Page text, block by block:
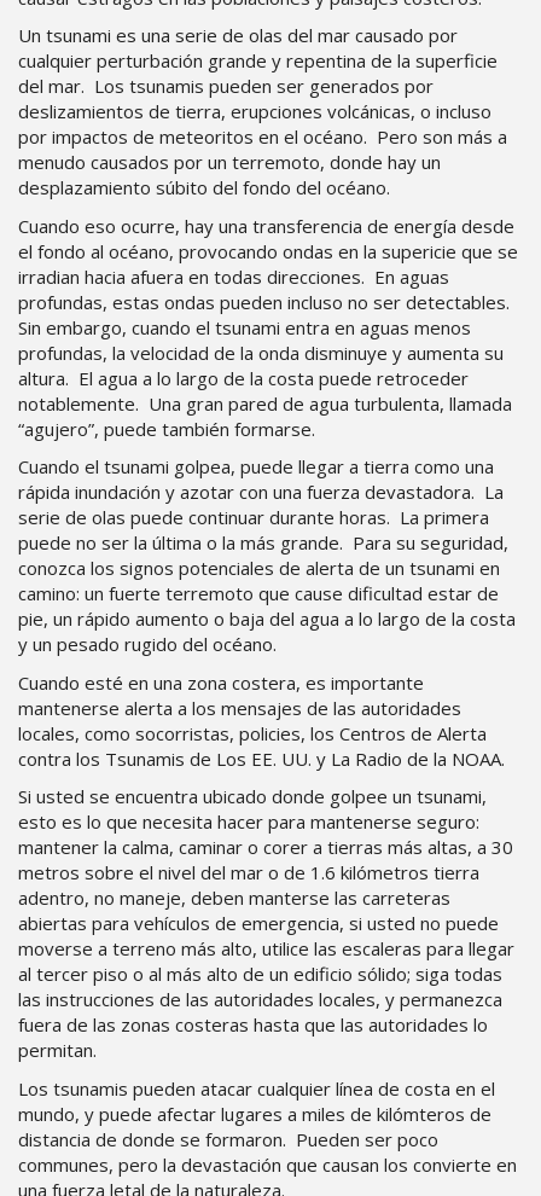
Un tsunami es una serie de olas del mar causado por
cualquier perturbación grande y repentina de la superficie
del mar. Los tsunamis pueden ser generados por
deslizamientos de tierra, erupciones volcánicas, o incluso
por impactos de meteoritos en el océano. Pero son más a
menudo causados por un terremoto, donde hay un
desplazamiento súbito del fondo del océano.
Cuando eso ocurre, hay una transferencia de energía desde
el fondo al océano, provocando ondas en la supericie que se
irradian hacia afuera en todas direcciones. En aguas
profundas, estas ondas pueden incluso no ser detectables.
Sin embargo, cuando el tsunami entra en aguas menos
profundas, la velocidad de la onda disminuye y aumenta su
altura. El agua a lo largo de la costa puede retroceder
notablemente. Una gran pared de agua turbulenta, llamada
“agujero”, puede también formarse.
Cuando el tsunami golpea, puede llegar a tierra como una
rápida inundación y azotar con una fuerza devastadora. La
serie de olas puede continuar durante horas. La primera
puede no ser la última o la más grande. Para su seguridad,
conozca los signos potenciales de alerta de un tsunami en
camino: un fuerte terremoto que cause dificultad estar de
pie, un rápido aumento o baja del agua a lo largo de la costa
y un pesado rugido del océano.
Cuando esté en una zona costera, es importante
mantenerse alerta a los mensajes de las autoridades
locales, como socorristas, policies, los Centros de Alerta
contra los Tsunamis de Los EE. UU. y La Radio de la NOAA.
Si usted se encuentra ubicado donde golpee un tsunami,
esto es lo que necesita hacer para mantenerse seguro:
mantener la calma, caminar o corer a tierras más altas, a 30
metros sobre el nivel del mar o de 1.6 kilómetros tierra
adentro, no maneje, deben manterse las carreteras
abiertas para vehículos de emergencia, si usted no puede
moverse a terreno más alto, utilice las escaleras para llegar
al tercer piso o al más alto de un edificio sólido; siga todas
las instrucciones de las autoridades locales, y permanezca
fuera de las zonas costeras hasta que las autoridades lo
permitan.
Los tsunamis pueden atacar cualquier línea de costa en el
mundo, y puede afectar lugares a miles de kilómteros de
distancia de donde se formaron. Pueden ser poco
communes, pero la devastación que causan los convierte en
una fuerza letal de la naturaleza.